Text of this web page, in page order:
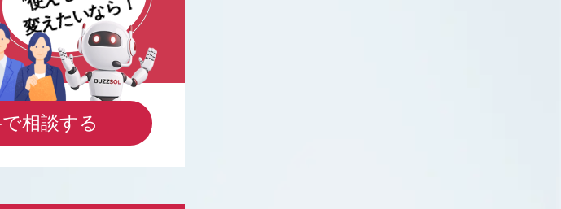
変えたいなら！
相談する